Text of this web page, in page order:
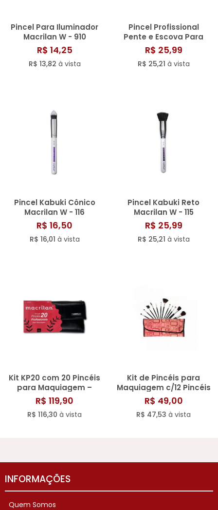
Pincel Para Iluminador
Macrilan W - 910
R$ 14,25
R$ 13,82 à vista
Pincel Profissional
Pente e Escova Para
Cílios e Sobrancelha W
- 119
R$ 25,99
R$ 25,21 à vista
Pincel Kabuki Cônico
Macrilan W - 116
R$ 16,50
R$ 16,01 à vista
Pincel Kabuki Reto
Macrilan W - 115
R$ 25,99
R$ 25,21 à vista
Kit KP20 com 20 Pincéis
para Maquiagem –
Macrilan
R$ 119,90
R$ 116,30 à vista
Kit de Pincéis para
Maquiagem c/12 Pincéis
KP1-5B
R$ 49,00
R$ 47,53 à vista
INFORMAÇÕES
Quem Somos